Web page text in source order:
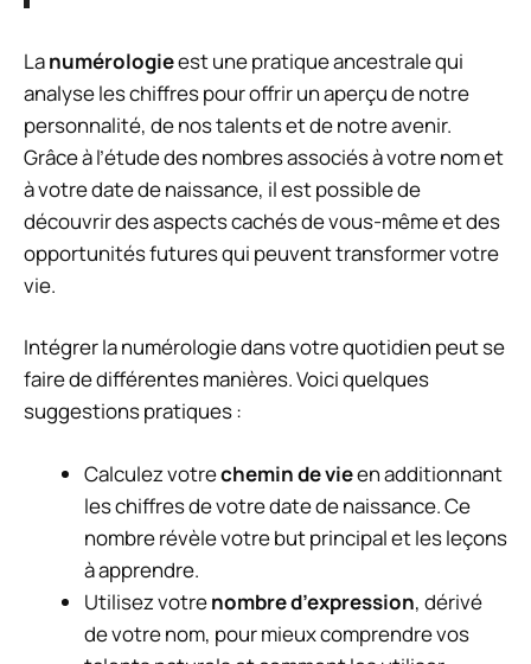
Lanumérologieest une pratique ancestrale qui
analyse les chiffres pour offrir un aperçu de notre
personnalité, de nos talents et de notre avenir.
Grâce à l’étude des nombres associés à votre nom et
à votre date de naissance, il est possible de
découvrir des aspects cachés de vous-même et des
opportunités futures qui peuvent transformer votre
vie.
Intégrer la numérologie dans votre quotidien peut se
faire de différentes manières. Voici quelques
suggestions pratiques :
Calculez votrechemin de vieen additionnant
les chiffres de votre date de naissance. Ce
nombre révèle votre but principal et les leçons
à apprendre.
Utilisez votrenombre d’expression, dérivé
de votre nom, pour mieux comprendre vos